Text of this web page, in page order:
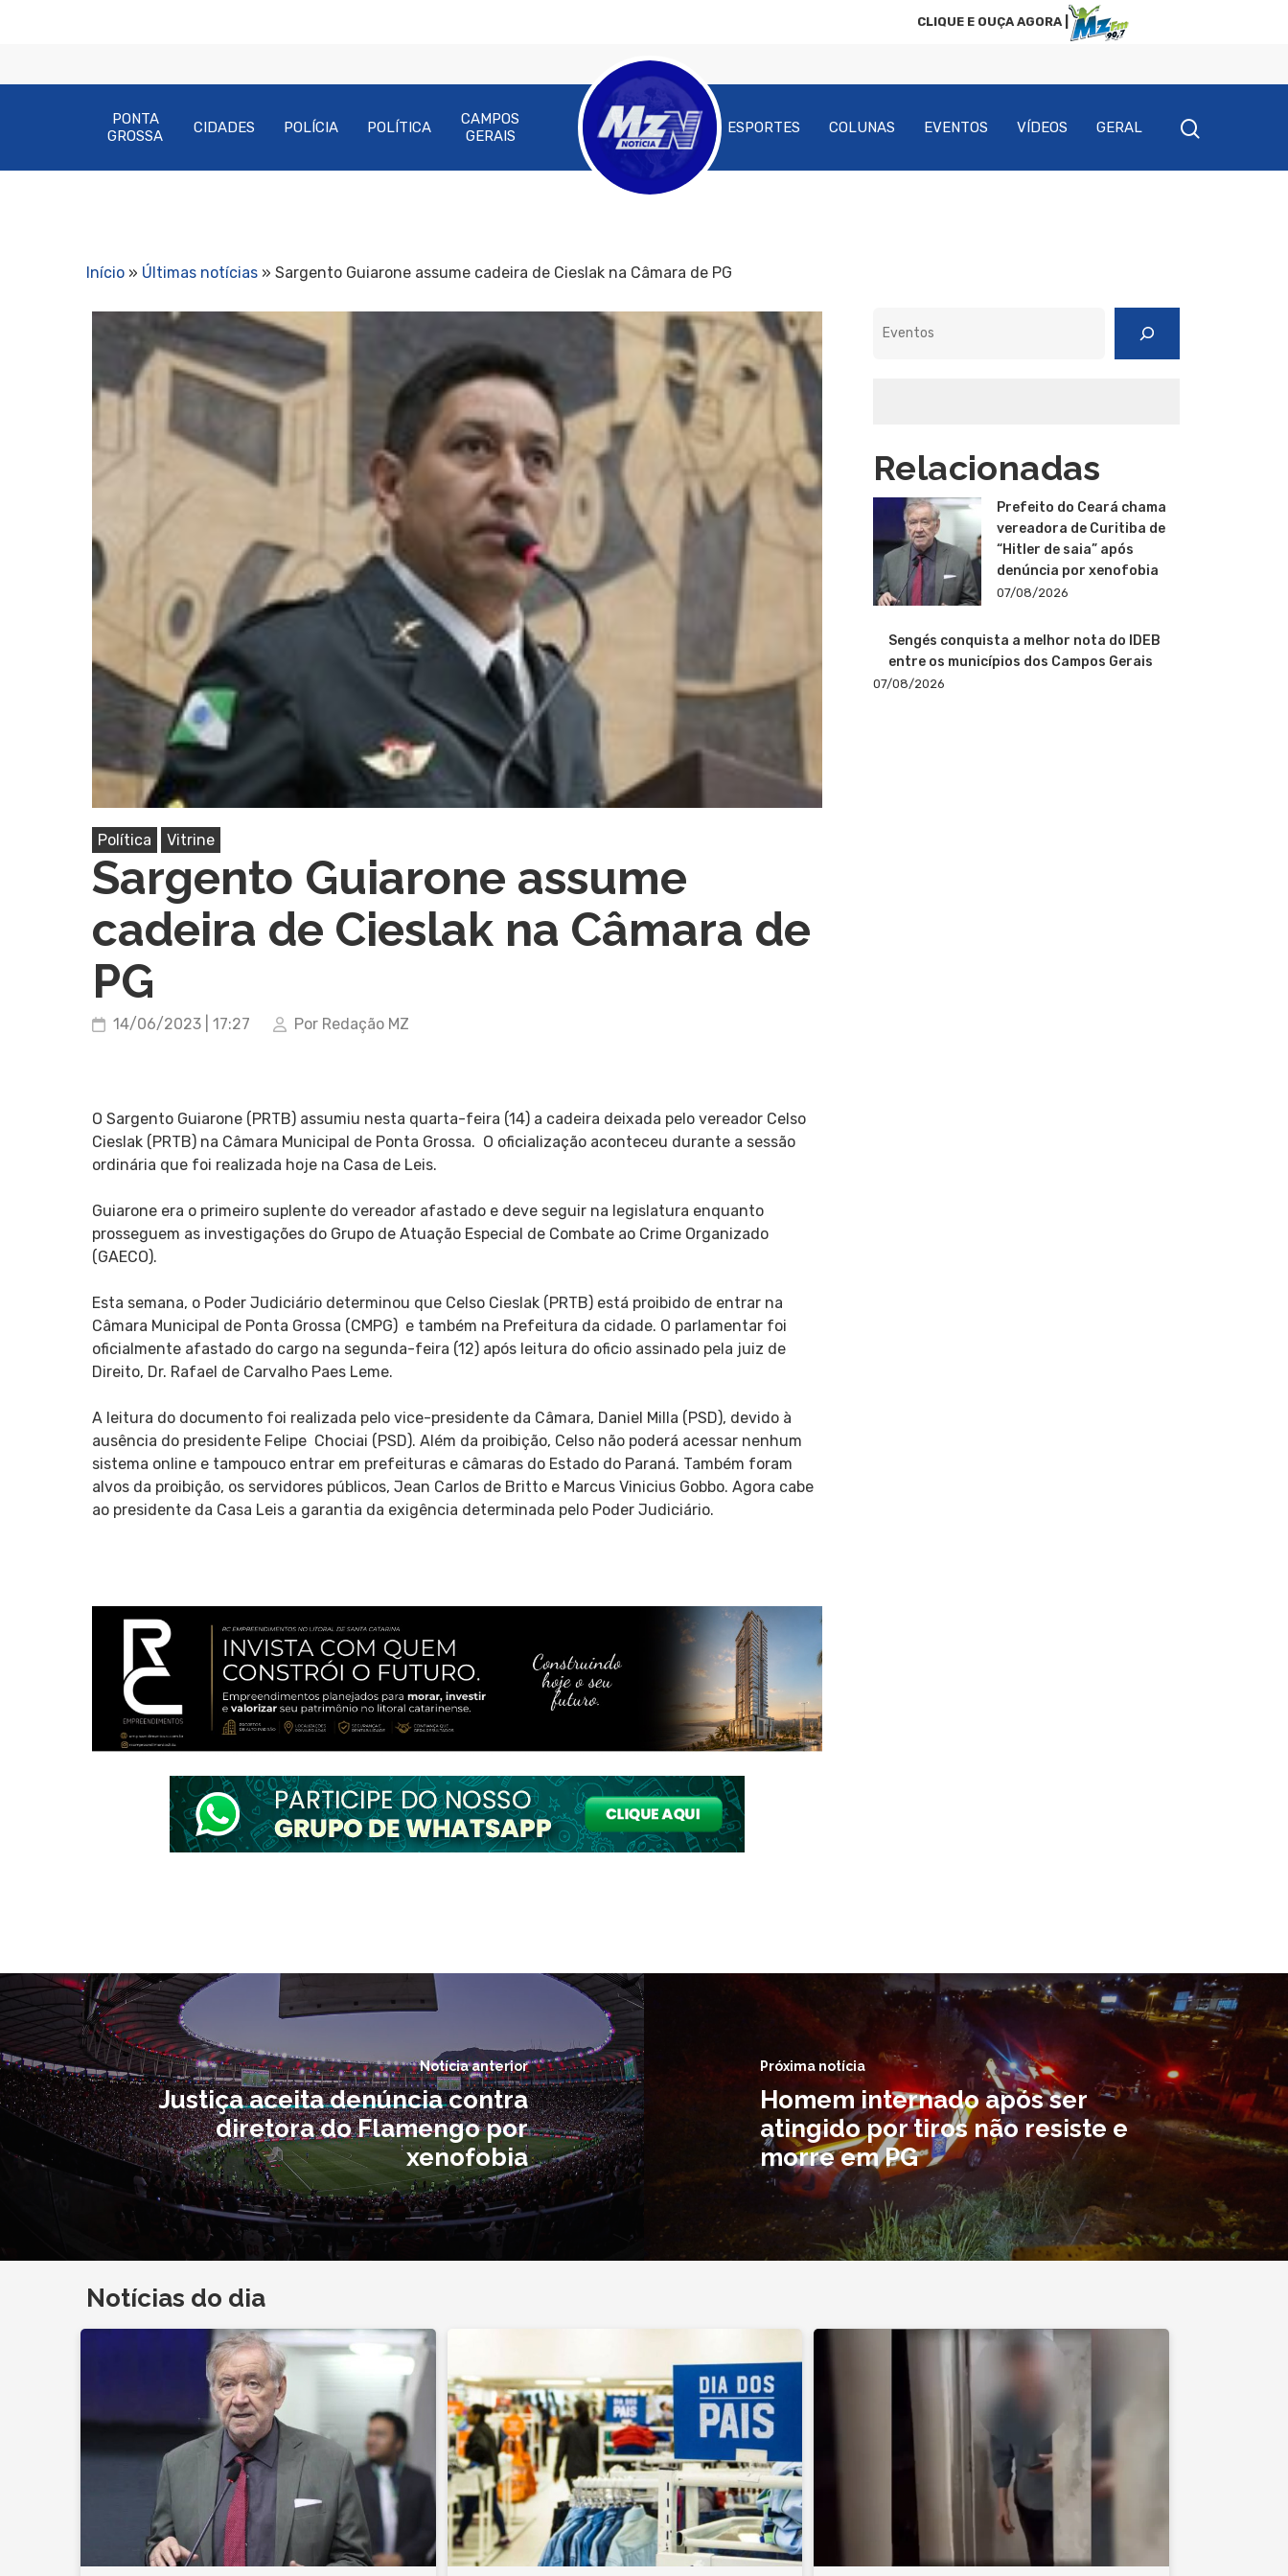
CLIQUE E OUÇA AGORA |
Pressione Enter para pesquisar ou ESC para fechar
PONTA
GROSSA
CIDADES POLÍCIA POLÍTICA
CAMPOS
GERAIS
ESPORTES COLUNAS EVENTOS VÍDEOS GERAL
Início » Últimas notícias » Sargento Guiarone assume cadeira de Cieslak na Câmara de PG
Política Vitrine
Sargento Guiarone assume
cadeira de Cieslak na Câmara de
PG
14/06/2023 | 17:27 Por Redação MZ
O Sargento Guiarone (PRTB) assumiu nesta quarta-feira (14) a cadeira deixada pelo vereador Celso
Cieslak (PRTB) na Câmara Municipal de Ponta Grossa. O oficialização aconteceu durante a sessão
ordinária que foi realizada hoje na Casa de Leis.
Guiarone era o primeiro suplente do vereador afastado e deve seguir na legislatura enquanto
prosseguem as investigações do Grupo de Atuação Especial de Combate ao Crime Organizado
(GAECO).
Esta semana, o Poder Judiciário determinou que Celso Cieslak (PRTB) está proibido de entrar na
Câmara Municipal de Ponta Grossa (CMPG) e também na Prefeitura da cidade. O parlamentar foi
oficialmente afastado do cargo na segunda-feira (12) após leitura do oficio assinado pela juiz de
Direito, Dr. Rafael de Carvalho Paes Leme.
A leitura do documento foi realizada pelo vice-presidente da Câmara, Daniel Milla (PSD), devido à
ausência do presidente Felipe Chociai (PSD). Além da proibição, Celso não poderá acessar nenhum
sistema online e tampouco entrar em prefeituras e câmaras do Estado do Paraná. Também foram
alvos da proibição, os servidores públicos, Jean Carlos de Britto e Marcus Vinicius Gobbo. Agora cabe
ao presidente da Casa Leis a garantia da exigência determinada pelo Poder Judiciário.
Relacionadas
Prefeito do Ceará chama
vereadora de Curitiba de
“Hitler de saia” após
denúncia por xenofobia
07/08/2026
Sengés conquista a melhor nota do IDEB
entre os municípios dos Campos Gerais
07/08/2026
Notícia anterior
Justiça aceita denúncia contra
diretora do Flamengo por
xenofobia
Próxima notícia
Homem internado após ser
atingido por tiros não resiste e
morre em PG
Notícias do dia